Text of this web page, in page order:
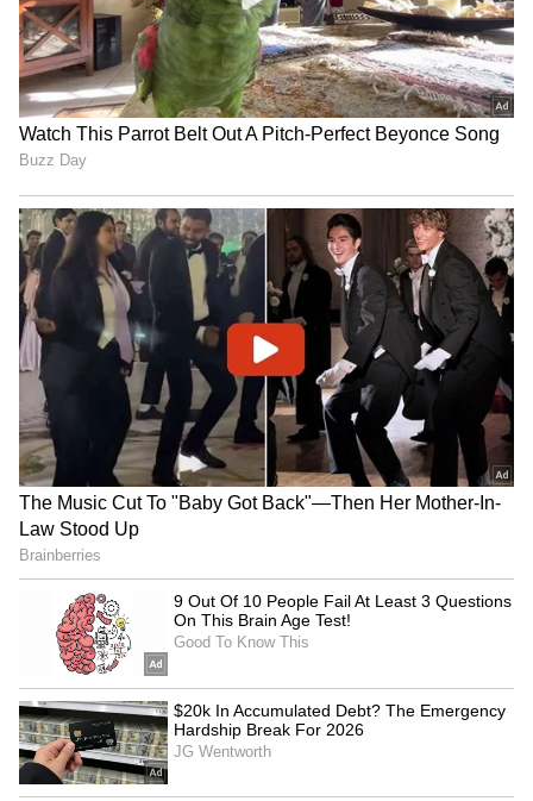
ವ್ಯವಸ್ಥೆಯಾಗಿ ಉಳಿಯಿತು.
Belagavi: ವರದಕ್ಷಿಣೆ ರೂಪದಲ್ಲಿ ನೀರಿನ ಟ್ಯಾಂಕರ್
ಪಡೆದ ವರ‌: ಏಕೆ ಗೊತ್ತಾ?
ವರದಕ್ಷಿಣೆ ಕಾಯ್ದೆ (Dowry Act) : ಭಾರತದ
ಕಾನೂನುಗಳಲ್ಲಿ ವರದಕ್ಷಿಣೆಯ ಕಾನೂನು ಅರ್ಥವನ್ನು
ಮೊದಲು ವರದಕ್ಷಿಣೆ ನಿಷೇಧ ಕಾಯಿದೆ 1961 ರ ಅಡಿಯಲ್ಲಿ
ಪರಿಚಯಿಸಲಾಯಿತು. ಕಾಯ್ದೆಯಲ್ಲಿ ವರದಕ್ಷಿಣೆ ಎಂದರೇನು
ಎಂದು ಸ್ಪಷ್ಟವಾಗಿ ಉಲ್ಲೇಖಿಸಲಾಗಿದೆ. ಈ ಕಾಯಿದೆಯ
ವ್ಯಾಖ್ಯಾನದ ವಿಭಾಗ 2 ರ ಪ್ರಕಾರ, ವರದಕ್ಷಿಣೆಯು